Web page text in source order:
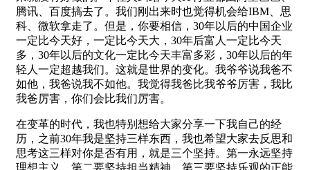
腾讯、百度搞去了。我们刚出来时也觉得机会给IBM、思
科、微软拿走了。但是，你要相信，30年以后的中国企业
一定比今天好，一定比今天大，30年后富人一定比今天
多，30年以后的文化一定比今天丰富多彩，30年以后的年
轻人一定超越我们。这就是世界的变化。我爷爷说我爸不
如他，我爸说我不如他。我觉得我爸比我爷爷厉害，我比
我爸厉害，你们会比我们厉害。
在变革的时代，我也特别想给大家分享一下我自己的经
历，之前30年我是坚持三样东西，我也希望大家去反思和
思考这三样对你是否有用，就是三个坚持。第一永远坚持
理想主义，第二要坚持担当精神，第三要坚持乐观的正能